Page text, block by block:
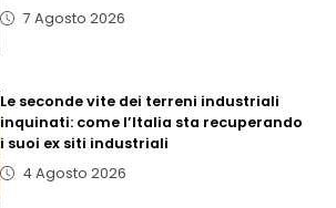
7 Agosto 2026
Le seconde vite dei terreni industriali
inquinati: come l’Italia sta recuperando
i suoi ex siti industriali
4 Agosto 2026